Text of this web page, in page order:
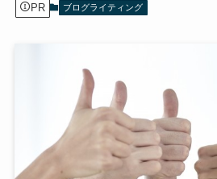
PR ブログライティング